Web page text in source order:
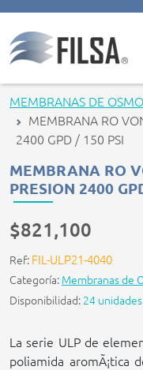
Inicio
Nuestras Soluciones
Filter caps
Contáctenos
MEMBRANAS DE
MEMBRANA RO
2400 GPD / 150 PSI
MEMBRANA RO
PRESION 2400
$821,100
Ref: FIL-ULP21-4040
Categoría: Membranas de
Disponibilidad: 24 unidades
La serie ULP de
poliamida aromÃ¡tica